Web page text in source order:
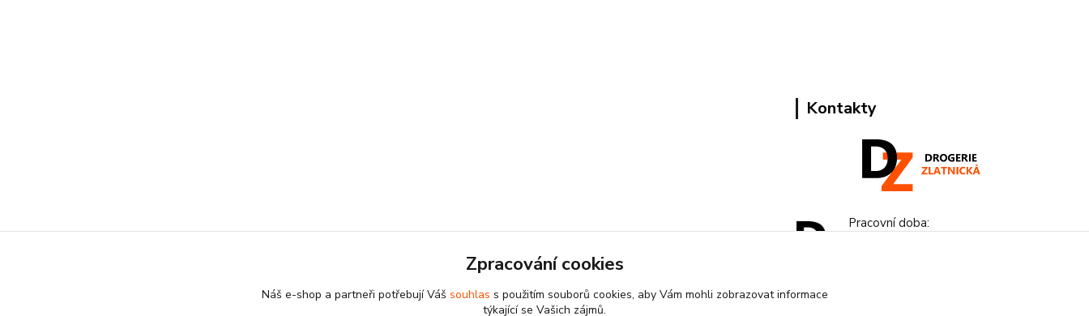
Kontakty
Pracovní doba:
info@drogeriezlatnicka.cz
Zpracování cookies
Náš e-shop a partneři potřebují Váš souhlas s použitím souborů cookies, aby Vám mohli zobrazovat informace
týkající se Vašich zájmů.